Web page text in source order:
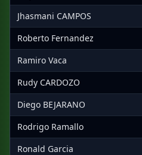
Jhasmani CAMPOS
Roberto Fernandez
Ramiro Vaca
Rudy CARDOZO
Diego BEJARANO
Rodrigo Ramallo
Ronald Garcia